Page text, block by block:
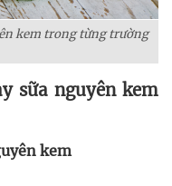
kem trong từng trường
sữa nguyên kem
kem